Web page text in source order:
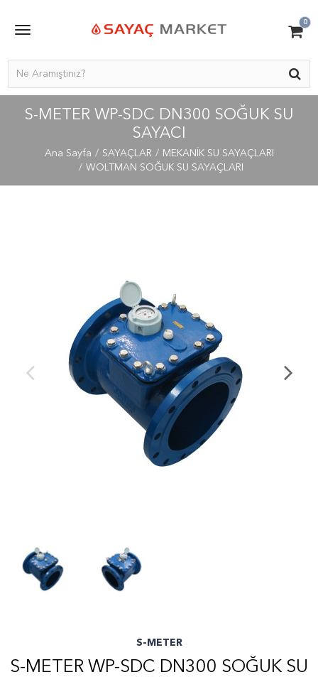
0
S-METER WP-SDC DN300 SOĞUK SU
SAYACI
Ana Sayfa SAYAÇLAR
MEKANİK SU SAYAÇLARI
WOLTMAN SOĞUK SU SAYAÇLARI
S-METER
S-METER WP-SDC DN300 SOĞUK SU